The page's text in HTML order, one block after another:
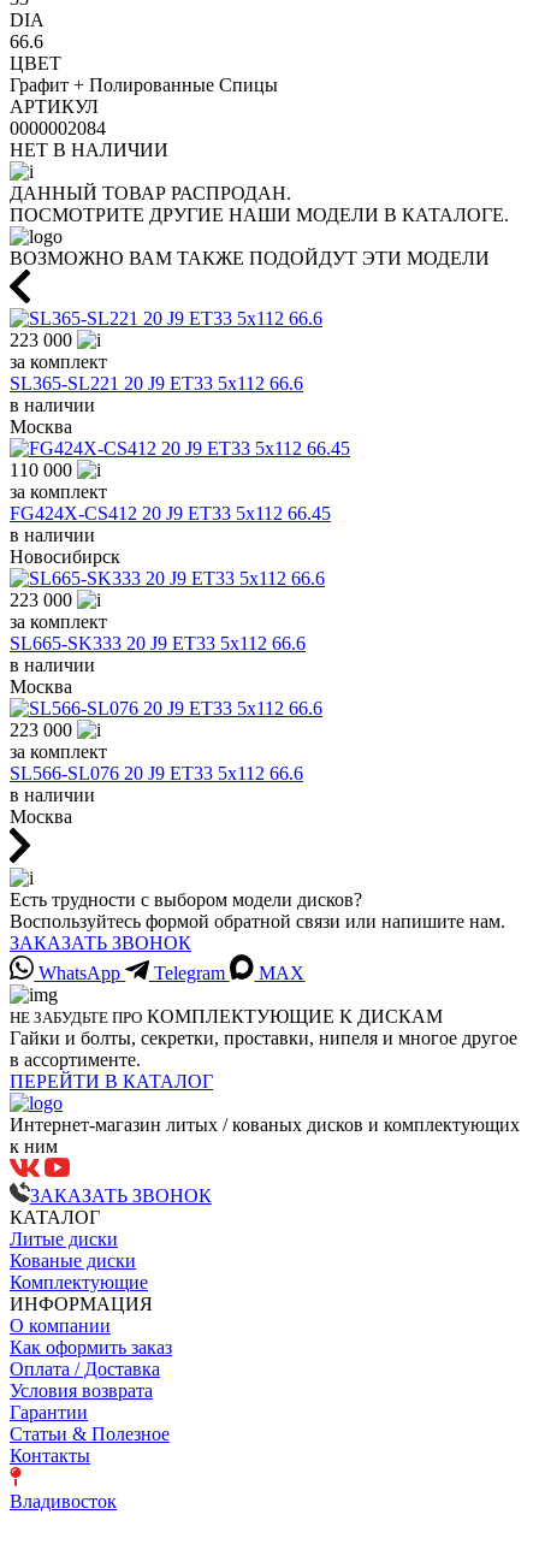
DIA
66.6
ЦВЕТ
Графит + Полированные Спицы
АРТИКУЛ
0000002084
НЕТ В НАЛИЧИИ
ДАННЫЙ ТОВАР РАСПРОДАН.
ПОСМОТРИТЕ ДРУГИЕ НАШИ МОДЕЛИ В КАТАЛОГЕ.
ВОЗМОЖНО ВАМ ТАКЖЕ ПОДОЙДУТ ЭТИ МОДЕЛИ
223 000
за комплект
SL365-SL221 20 J9 ET33 5x112 66.6
в наличии
Москва
110 000
за комплект
FG424X-CS412 20 J9 ET33 5x112 66.45
в наличии
Новосибирск
223 000
за комплект
SL665-SK333 20 J9 ET33 5x112 66.6
в наличии
Москва
223 000
за комплект
SL566-SL076 20 J9 ET33 5x112 66.6
в наличии
Москва
Есть трудности с выбором модели дисков?
Воспользуйтесь формой обратной связи или напишите нам.
ЗАКАЗАТЬ ЗВОНОК
WhatsApp
Telegram MAX
НЕ ЗАБУДЬТЕ ПРО КОМПЛЕКТУЮЩИЕ К ДИСКАМ
Гайки и болты, секретки, проставки, нипеля и многое другое
в ассортименте.
ПЕРЕЙТИ В КАТАЛОГ
Интернет-магазин литых / кованых дисков и комплектующих
к ним
ЗАКАЗАТЬ ЗВОНОК
КАТАЛОГ
Литые диски
Кованые диски
Комплектующие
ИНФОРМАЦИЯ
О компании
Как оформить заказ
Оплата / Доставка
Условия возврата
Гарантии
Статьи & Полезное
Контакты
Владивосток